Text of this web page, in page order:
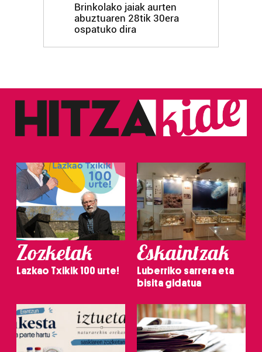
Brinkolako jaiak aurten
abuztuaren 28tik 30era
ospatuko dira
Zozketak
Lazkao Txikik 100 urte!
Eskaintzak
Luberriko sarrera eta
bisita gidatua